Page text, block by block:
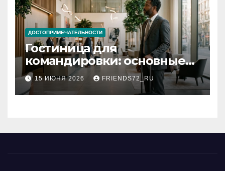
ДОСТОПРИМЕЧАТЕЛЬНОСТИ
Гостиница для
командировки: основные
критерии выбора
15 ИЮНЯ 2026 FRIENDS72_RU